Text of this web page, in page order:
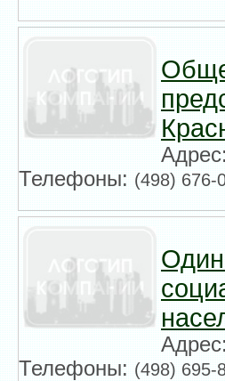
Телефоны:(498) 676-
Телефоны:(498) 695-